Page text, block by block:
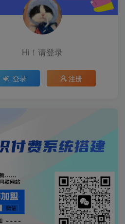
Hi！请登录
登录 注册